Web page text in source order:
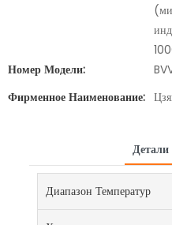
Номер Модели:
Фирменное Наименование:
Диапазон Температур